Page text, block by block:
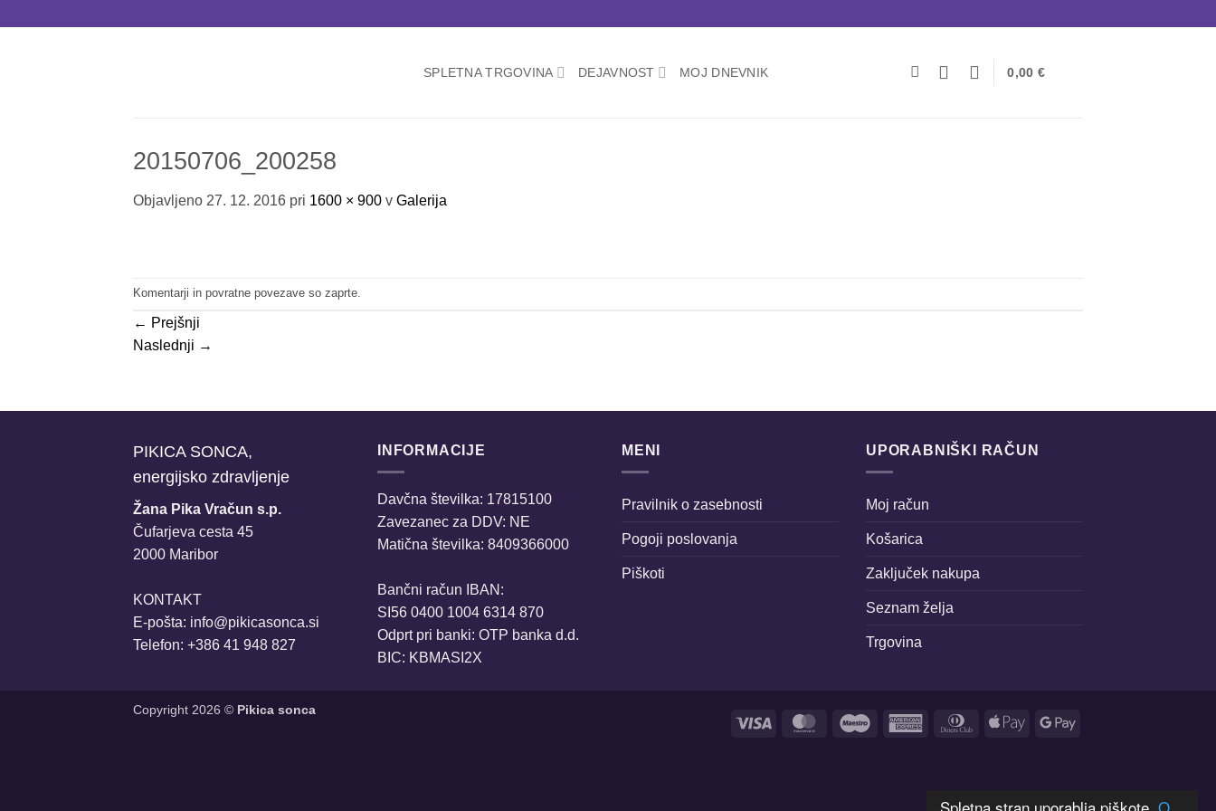
SPLETNA TRGOVINA DEJAVNOST MOJ DNEVNIK 0,00 €
20150706_200258
Objavljeno 27. 12. 2016 pri 1600 × 900 v Galerija
Komentarji in povratne povezave so zaprte.
← Prejšnji
Naslednji →
PIKICA SONCA,
energijsko zdravljenje
Žana Pika Vračun s.p.
Čufarjeva cesta 45
2000 Maribor
KONTAKT
E-pošta: info@pikicasonca.si
Telefon: +386 41 948 827
INFORMACIJE
Davčna številka: 17815100
Zavezanec za DDV: NE
Matična številka: 8409366000
Bančni račun IBAN:
SI56 0400 1004 6314 870
Odprt pri banki: OTP banka d.d.
BIC: KBMASI2X
MENI
Pravilnik o zasebnosti
Pogoji poslovanja
Piškoti
UPORABNIŠKI RAČUN
Moj račun
Košarica
Zaključek nakupa
Seznam želja
Trgovina
Visa MasterCardMaestro
American
Dinners Apple
Google
Copyright 2026 © Pikica sonca